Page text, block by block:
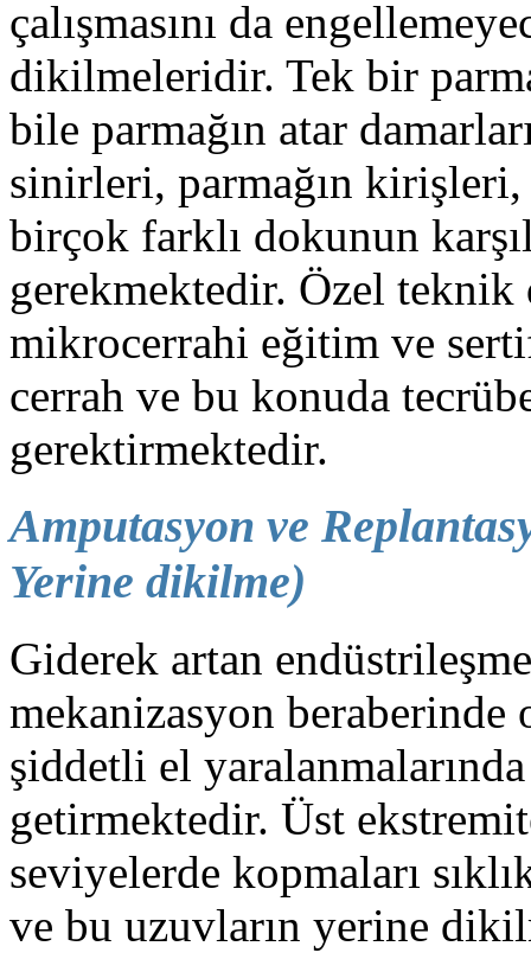
çalışmasını da
dikilmeleridir. Tek bir
bile parmağın atar
sinirleri, parmağın
birçok farklı dokunun
gerekmektedir. Özel teknik
mikrocerrahi eğitim ve
cerrah ve bu konuda
gerektirmektedir.
Amputasyon ve
Yerine dikilme)
Giderek artan
mekanizasyon beraberinde
şiddetli el yaralanmalarında
getirmektedir. Üst
seviyelerde kopmaları
ve bu uzuvların yerine